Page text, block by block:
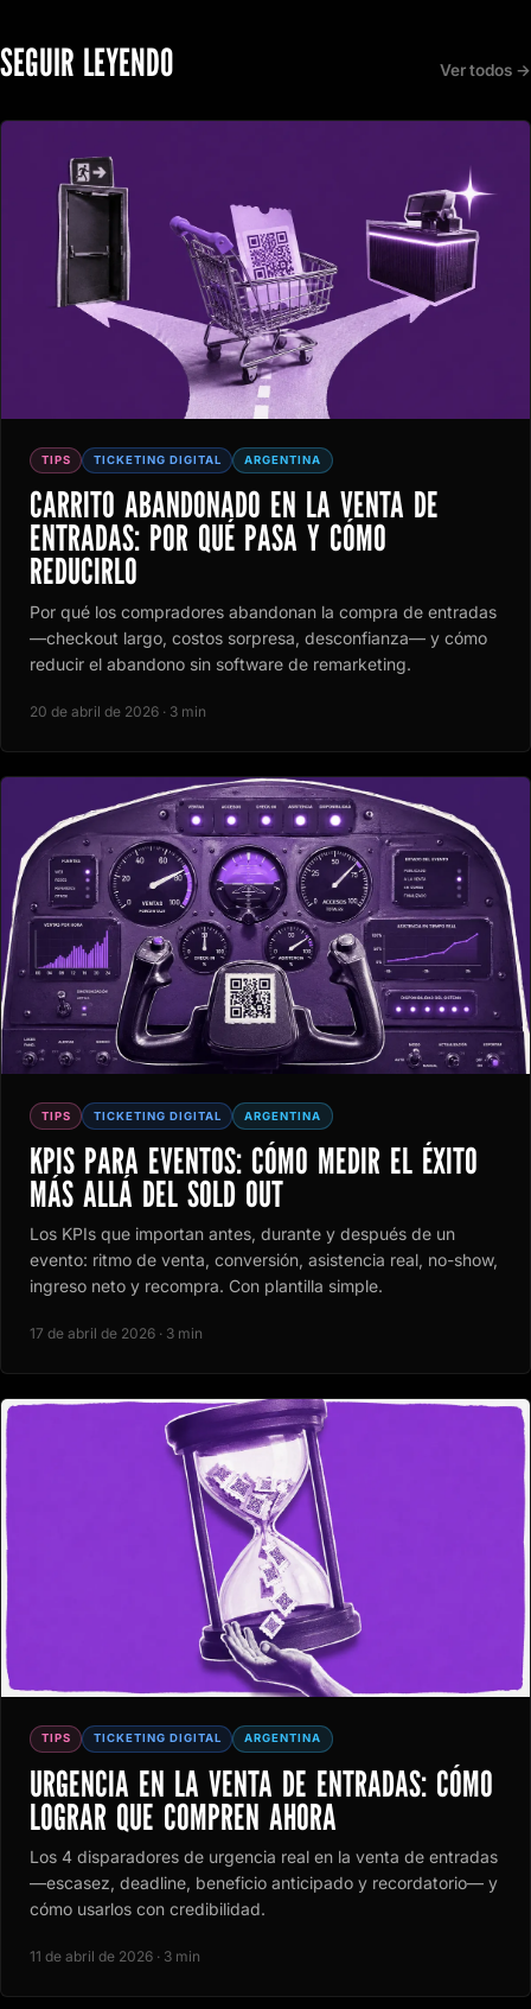
SEGUIR LEYENDO Ver todos →
TIPS TICKETING DIGITAL ARGENTINA
CARRITO ABANDONADO EN LA VENTA DE
ENTRADAS: POR QUÉ PASA Y CÓMO
REDUCIRLO
Por qué los compradores abandonan la compra de entradas
—checkout largo, costos sorpresa, desconfianza— y cómo
reducir el abandono sin software de remarketing.
20 de abril de 2026 · 3 min
TIPS TICKETING DIGITAL ARGENTINA
KPIS PARA EVENTOS: CÓMO MEDIR EL ÉXITO
MÁS ALLÁ DEL SOLD OUT
Los KPIs que importan antes, durante y después de un
evento: ritmo de venta, conversión, asistencia real, no-show,
ingreso neto y recompra. Con plantilla simple.
17 de abril de 2026 · 3 min
TIPS TICKETING DIGITAL ARGENTINA
URGENCIA EN LA VENTA DE ENTRADAS: CÓMO
LOGRAR QUE COMPREN AHORA
Los 4 disparadores de urgencia real en la venta de entradas
—escasez, deadline, beneficio anticipado y recordatorio— y
cómo usarlos con credibilidad.
11 de abril de 2026 · 3 min